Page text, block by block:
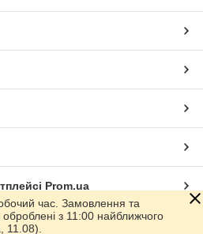
Prom.ua
час. Замовлення та
з 11:00 найближчого
11.08).